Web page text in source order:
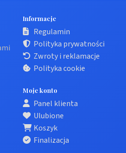
Informacje
Regulamin
Polityka prywatności
Zwroty i reklamacje
Polityka cookie
Moje konto
Panel klienta
Ulubione
Koszyk
Finalizacja